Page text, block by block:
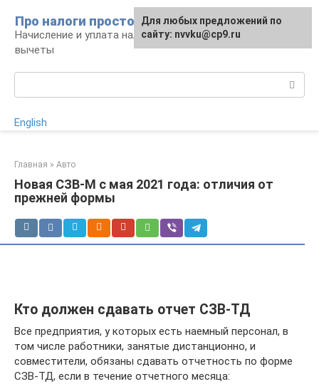
контенту
Про налоги просто
Начисление и уплата налогов, налоговые
вычеты
English
Главная » Авто
Новая СЗВ-М с мая 2021 года: отличия от
прежней формы
Кто должен сдавать отчет СЗВ-ТД
Все предприятия, у которых есть наемный персонал, в
том числе работники, занятые дистанционно, и
совместители, обязаны сдавать отчетность по форме
СЗВ-ТД, если в течение отчетного месяца:
Для любых предложений по
сайту: nvvku@cp9.ru